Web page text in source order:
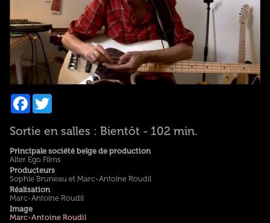
Facebook
Twitter
Sortie en salles : Bientôt - 102 min.
Principale société belge de production
Alter Ego Films
Producteurs
Sophie Bruneau et Marc-Antoine Roudil
Réalisation
Marc-Antoine Roudil
Image
Marc-Antoine Roudil